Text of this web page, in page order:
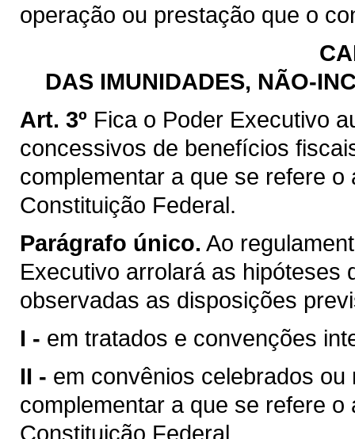
operação ou prestação que o
DAS IMUNIDADES, NÃO-
Art. 3º Fica o Poder Executivo
concessivos de benefícios
complementar a que se refere
Constituição Federal.
Parágrafo único. Ao
Executivo arrolará as hipóteses
observadas as disposições
I - em tratados e convenções
II - em convênios celebrados
complementar a que se refere
Constituição Federal.